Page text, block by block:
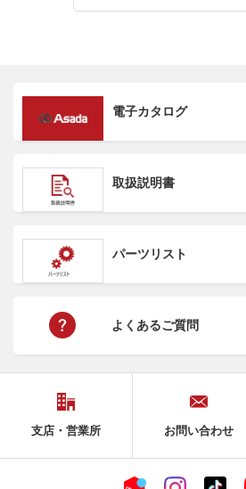
電子カタログ
取扱説明書
パーツリスト
よくあるご質問
支店・営業所 お問い合わせ